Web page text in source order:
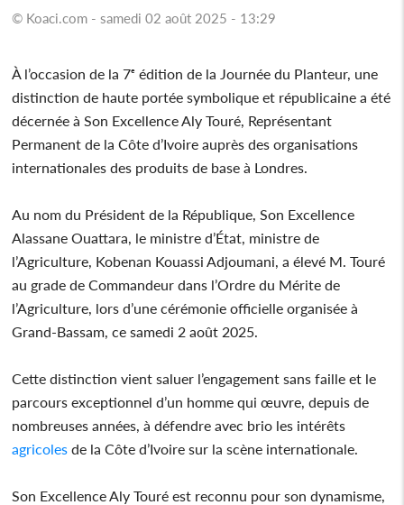
© Koaci.com - samedi 02 août 2025 - 13:29
À l’occasion de la 7ᵉ édition de la Journée du Planteur, une
distinction de haute portée symbolique et républicaine a été
décernée à Son Excellence Aly Touré, Représentant
Permanent de la Côte d’Ivoire auprès des organisations
internationales des produits de base à Londres.
Au nom du Président de la République, Son Excellence
Alassane Ouattara, le ministre d’État, ministre de
l’Agriculture, Kobenan Kouassi Adjoumani, a élevé M. Touré
au grade de Commandeur dans l’Ordre du Mérite de
l’Agriculture, lors d’une cérémonie officielle organisée à
Grand-Bassam, ce samedi 2 août 2025.
Cette distinction vient saluer l’engagement sans faille et le
parcours exceptionnel d’un homme qui œuvre, depuis de
nombreuses années, à défendre avec brio les intérêts
agricoles de la Côte d’Ivoire sur la scène internationale.
Son Excellence Aly Touré est reconnu pour son dynamisme,